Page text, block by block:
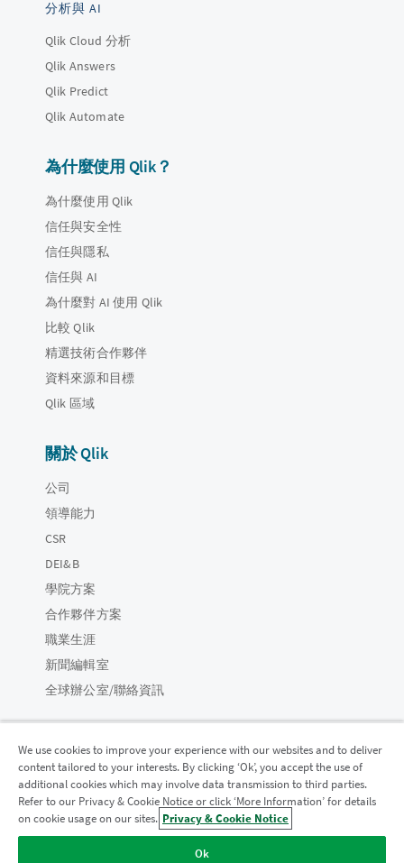
分析與 AI
Qlik Cloud 分析
Qlik Answers
Qlik Predict
Qlik Automate
為什麼使用 Qlik？
為什麼使用 Qlik
信任與安全性
信任與隱私
信任與 AI
為什麼對 AI 使用 Qlik
比較 Qlik
精選技術合作夥伴
資料來源和目標
Qlik 區域
關於 Qlik
公司
領導能力
CSR
DEI&B
學院方案
合作夥伴方案
職業生涯
新聞編輯室
全球辦公室/聯絡資訊
Qlik 社群
法律合約 產品條款 Legal Policies
法律條規
Do Not Share My Info
We use cookies to improve your experience with our websites and to deliver
content tailored to your interests. By clicking ‘Ok’, you accept the use of
additional cookies which may involve data transmission to third parties.
Refer to our Privacy & Cookie Notice or click ‘More Information’ for details
on cookie usage on our sites. Privacy & Cookie Notice
Ok